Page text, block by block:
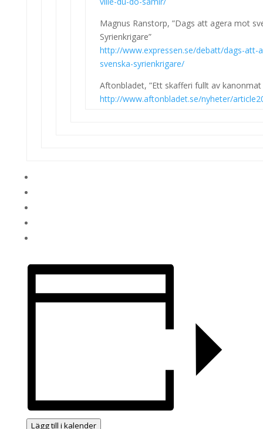
Magnus Ranstorp, ”Dags att agera mot
Syrienkrigare”
http://www.expressen.se/debatt/dags-att-
svenska-syrienkrigare/
Aftonbladet, ”Ett skafferi fullt av kanonmat
http://www.aftonbladet.se/nyheter/
Lägg till i kalender